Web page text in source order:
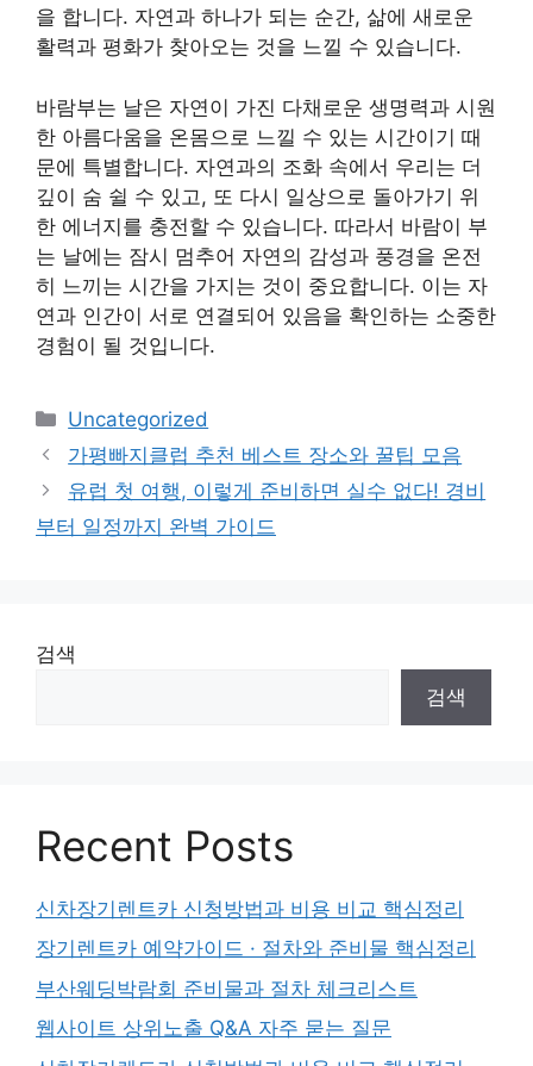
을 합니다. 자연과 하나가 되는 순간, 삶에 새로운
활력과 평화가 찾아오는 것을 느낄 수 있습니다.
바람부는 날은 자연이 가진 다채로운 생명력과 시원
한 아름다움을 온몸으로 느낄 수 있는 시간이기 때
문에 특별합니다. 자연과의 조화 속에서 우리는 더
깊이 숨 쉴 수 있고, 또 다시 일상으로 돌아가기 위
한 에너지를 충전할 수 있습니다. 따라서 바람이 부
는 날에는 잠시 멈추어 자연의 감성과 풍경을 온전
히 느끼는 시간을 가지는 것이 중요합니다. 이는 자
연과 인간이 서로 연결되어 있음을 확인하는 소중한
경험이 될 것입니다.
카
테
고
리
Uncategorized
가평빠지클럽 추천 베스트 장소와 꿀팁 모음
유럽 첫 여행, 이렇게 준비하면 실수 없다! 경비
부터 일정까지 완벽 가이드
검색
검색
Recent Posts
신차장기렌트카 신청방법과 비용 비교 핵심정리
장기렌트카 예약가이드 · 절차와 준비물 핵심정리
부산웨딩박람회 준비물과 절차 체크리스트
웹사이트 상위노출 Q&A 자주 묻는 질문